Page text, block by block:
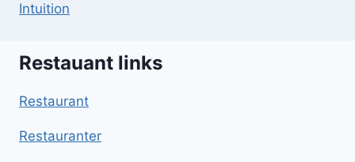
Intuition
Restauant links
Restaurant
Restauranter